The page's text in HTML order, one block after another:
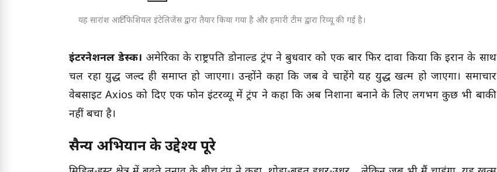
यह सारांश आर्टिफिशियल इंटेलिजेंस द्वारा तैयार किया गया है और हमारी टीम द्वारा रिव्यू की गई है।
इंटरनेशनल डेस्क। अमेरिका के राष्ट्रपति डोनाल्ड ट्रंप ने बुधवार को एक बार फिर दावा किया कि ईरान के साथ
चल रहा युद्ध जल्द ही समाप्त हो जाएगा। उन्होंने कहा कि जब वे चाहेंगे यह युद्ध खत्म हो जाएगा। समाचार
वेबसाइट Axios को दिए एक फोन इंटरव्यू में ट्रंप ने कहा कि अब निशाना बनाने के लिए लगभग कुछ भी बाकी
नहीं बचा है।
सैन्य अभियान के उद्देश्य पूरे